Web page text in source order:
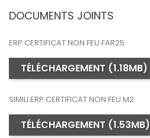
DOCUMENTS JOINTS
ERP CERTIFICAT NON FEU FAR25
TÉLÉCHARGEMENT (1.18MB)
SIMILI ERP CERTIFICAT NON FEU M2
TÉLÉCHARGEMENT (1.53MB)